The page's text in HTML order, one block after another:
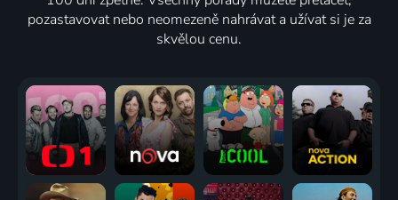
pozastavovat nebo neomezeně nahrávat a užívat si je za
skvělou cenu.